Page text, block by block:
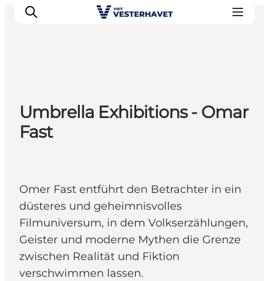
Events
Erlebnisse
Unsere Städte
Plane deine Reise
Umbrella Exhibitions - Omar
Fast
Omer Fast entführt den Betrachter in ein
düsteres und geheimnisvolles
Filmuniversum, in dem Volkserzählungen,
Geister und moderne Mythen die Grenze
zwischen Realität und Fiktion
verschwimmen lassen.